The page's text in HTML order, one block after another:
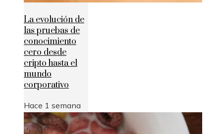
La evolución de
las pruebas de
conocimiento
cero desde
cripto hasta el
mundo
corporativo
Hace 1 semana